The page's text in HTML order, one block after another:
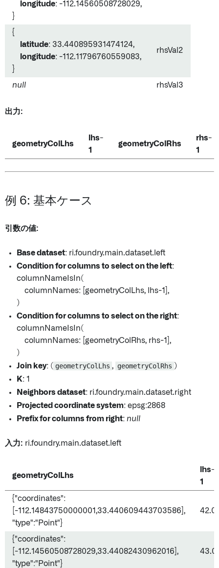
longitude: -112.14560508728029,
}
{
latitude: 33.440895931474124,
longitude: -112.11796760559083,
}
rhsVal2
null rhsVal3
出力:
geometryColLhs
lhs-
1
geometryColRhs
rhs-
1
例 6: 基本ケース
引数の値:
Base dataset: ri.foundry.main.dataset.left
Condition for columns to select on the left:
columnNameIsIn(
columnNames: [geometryColLhs, lhs-1],
)
Condition for columns to select on the right:
columnNameIsIn(
columnNames: [geometryColRhs, rhs-1],
)
Join key: ( geometryColLhs , geometryColRhs )
K: 1
Neighbors dataset: ri.foundry.main.dataset.right
Projected coordinate system: epsg:2868
Prefix for columns from right: null
入力: ri.foundry.main.dataset.left
geometryColLhs
lhs-
1
{"coordinates":
[-112.14843750000001,33.440609443703586],
"type":"Point"}
42.0
{"coordinates":
[-112.14560508728029,33.44082430962016],
"type":"Point"}
43.0